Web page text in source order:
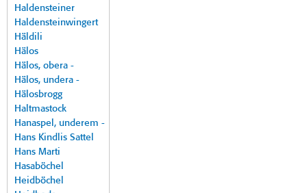
Haldensteiner
Haldensteinwingert
Häldili
Hälos
Hälos, obera -
Hälos, undera -
Hälosbrogg
Haltmastock
Hanaspel, underem -
Hans Kindlis Sattel
Hans Marti
Hasaböchel
Heidböchel